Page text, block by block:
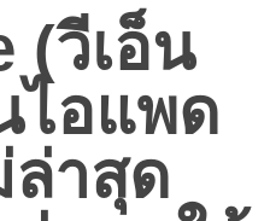
(วีเอ็น
ไอแพด
าสุด